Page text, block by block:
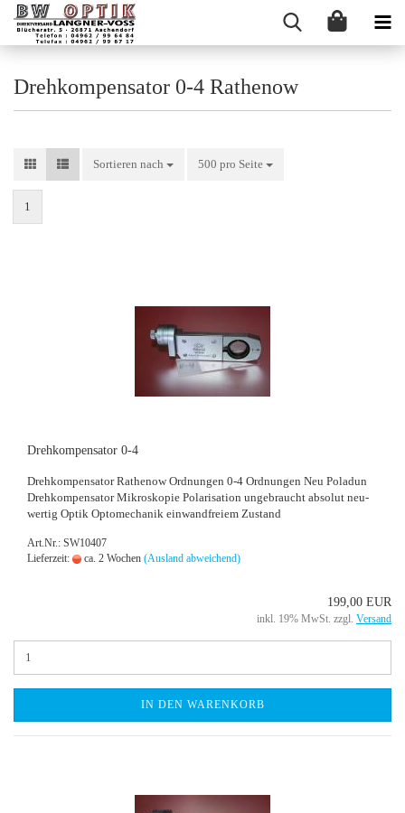
Drehkompensator 0-4 Rathenow
Sortieren nach
Sortieren nach 500 pro Seite
pro Seite
1
Dreh­kom­pen­sa­tor 0-4
Dreh­kom­pen­sa­tor Ra­the­now Ord­nun­gen 0-4 Ord­nun­gen Neu Po­la­dun
Dreh­kom­pen­sa­tor Mi­kro­sko­pie Po­la­ri­sa­ti­on un­ge­braucht ab­so­lut neu­
wer­tig Optik Op­to­me­cha­nik ein­wand­frei­em Zu­stand
Art.Nr.: SW10407
Lieferzeit:
ca. 2 Wochen (Ausland abweichend)
199,00 EUR
inkl. 19% MwSt. zzgl. Versand
IN DEN WARENKORB